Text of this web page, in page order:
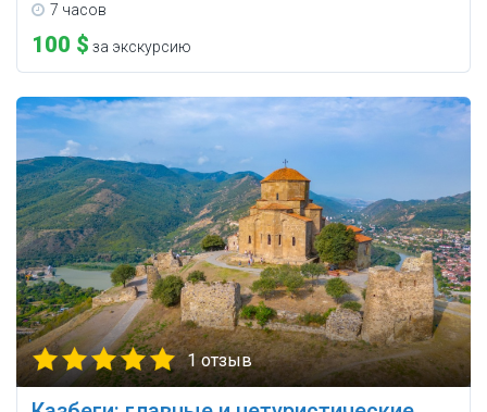
7 часов
100 $ за экскурсию
1 отзыв